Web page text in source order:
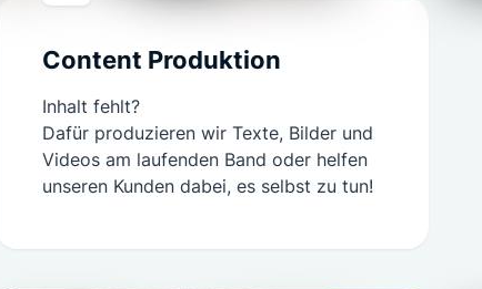
Content Produktion
Inhalt fehlt?
Dafür produzieren wir Texte, Bilder und
Videos am laufenden Band oder helfen
unseren Kunden dabei, es selbst zu tun!